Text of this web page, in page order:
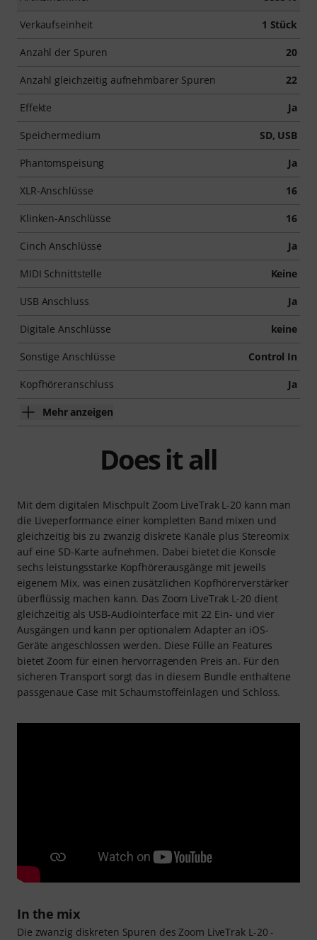
Verkaufseinheit 1 Stück
Anzahl der Spuren 20
Anzahl gleichzeitig aufnehmbarer Spuren 22
Effekte Ja
Speichermedium SD, USB
Phantomspeisung Ja
XLR-Anschlüsse 16
Klinken-Anschlüsse 16
Cinch Anschlüsse Ja
MIDI Schnittstelle Keine
USB Anschluss Ja
Digitale Anschlüsse keine
Sonstige Anschlüsse Control In
Kopfhöreranschluss Ja
Mehr anzeigen
Does it all
Mit dem digitalen Mischpult Zoom LiveTrak L-20 kann man
die Liveperformance einer kompletten Band mixen und
gleichzeitig bis zu zwanzig diskrete Kanäle plus Stereomix
auf eine SD-Karte aufnehmen. Dabei bietet die Konsole
sechs leistungsstarke Kopfhörerausgänge mit jeweils
eigenem Mix, was einen zusätzlichen Kopfhörerverstärker
überflüssig machen kann. Das Zoom LiveTrak L-20 dient
gleichzeitig als USB-Audiointerface mit 22 Ein- und vier
Ausgängen und kann per optionalem Adapter an iOS-
Geräte angeschlossen werden. Diese Fülle an Features
bietet Zoom für einen hervorragenden Preis an. Für den
sicheren Transport sorgt das in diesem Bundle enthaltene
passgenaue Case mit Schaumstoffeinlagen und Schloss.
In the mix
Die zwanzig diskreten Spuren des Zoom LiveTrak L-20 -